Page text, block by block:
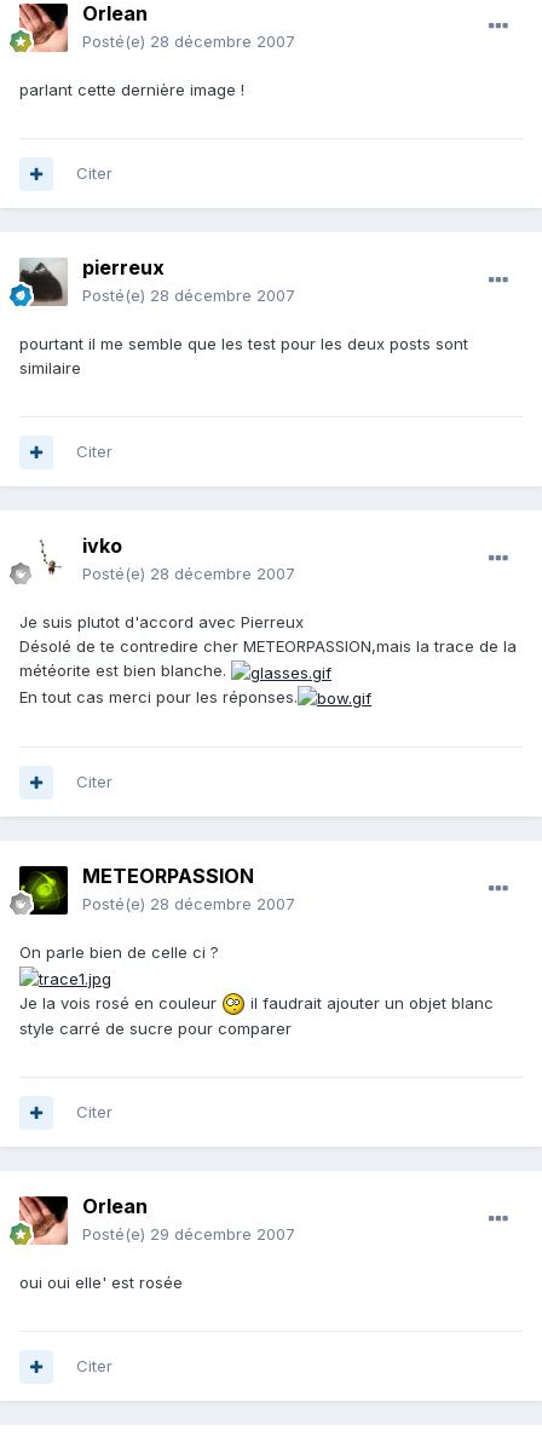
Orlean
Posté(e) 28 décembre 2007
parlant cette dernière image !
Citer
pierreux
Posté(e) 28 décembre 2007
pourtant il me semble que les test pour les deux posts sont
similaire
Citer
ivko
Posté(e) 28 décembre 2007
Je suis plutot d'accord avec Pierreux
Désolé de te contredire cher METEORPASSION,mais la trace de la
météorite est bien blanche.
En tout cas merci pour les réponses.
Citer
METEORPASSION
Posté(e) 28 décembre 2007
On parle bien de celle ci ?
Je la vois rosé en couleur
il faudrait ajouter un objet blanc
style carré de sucre pour comparer
Citer
Orlean
Posté(e) 29 décembre 2007
oui oui elle' est rosée
Citer